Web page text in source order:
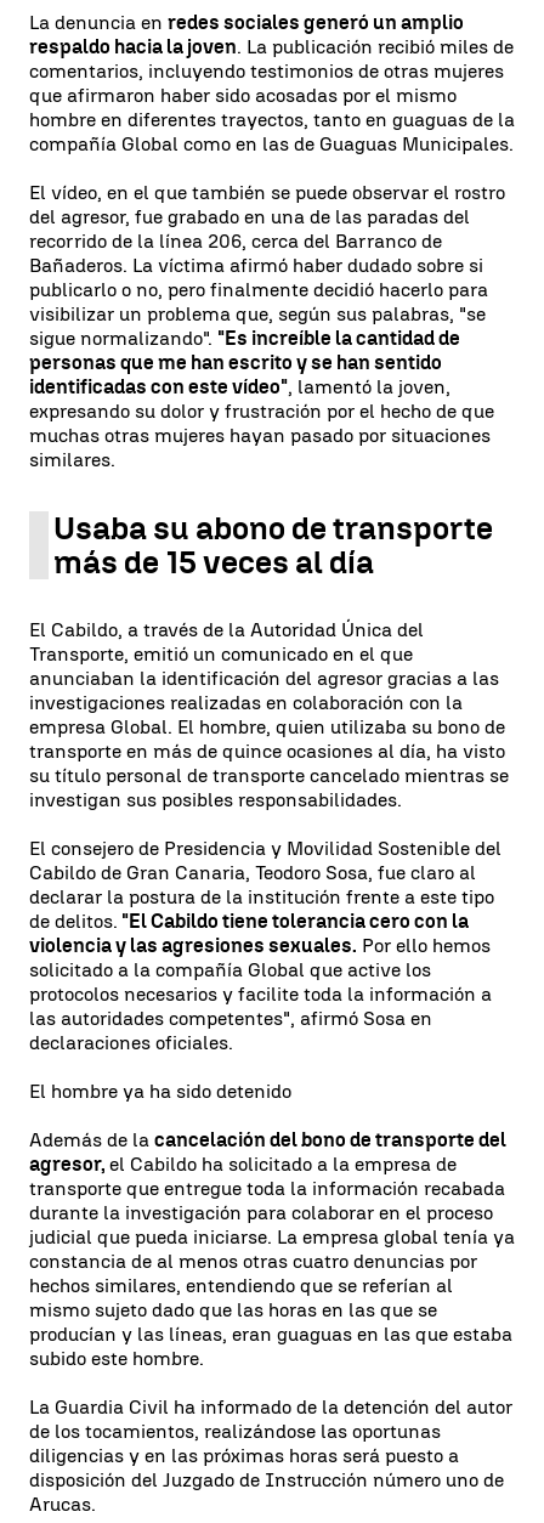
La denuncia en redes sociales generó un amplio
respaldo hacia la joven. La publicación recibió miles de
comentarios, incluyendo testimonios de otras mujeres
que afirmaron haber sido acosadas por el mismo
hombre en diferentes trayectos, tanto en guaguas de la
compañía Global como en las de Guaguas Municipales.
El vídeo, en el que también se puede observar el rostro
del agresor, fue grabado en una de las paradas del
recorrido de la línea 206, cerca del Barranco de
Bañaderos. La víctima afirmó haber dudado sobre si
publicarlo o no, pero finalmente decidió hacerlo para
visibilizar un problema que, según sus palabras, "se
sigue normalizando". "Es increíble la cantidad de
personas que me han escrito y se han sentido
identificadas con este vídeo", lamentó la joven,
expresando su dolor y frustración por el hecho de que
muchas otras mujeres hayan pasado por situaciones
similares.
Usaba su abono de transporte
más de 15 veces al día
El Cabildo, a través de la Autoridad Única del
Transporte, emitió un comunicado en el que
anunciaban la identificación del agresor gracias a las
investigaciones realizadas en colaboración con la
empresa Global. El hombre, quien utilizaba su bono de
transporte en más de quince ocasiones al día, ha visto
su título personal de transporte cancelado mientras se
investigan sus posibles responsabilidades.
El consejero de Presidencia y Movilidad Sostenible del
Cabildo de Gran Canaria, Teodoro Sosa, fue claro al
declarar la postura de la institución frente a este tipo
de delitos. "El Cabildo tiene tolerancia cero con la
violencia y las agresiones sexuales. Por ello hemos
solicitado a la compañía Global que active los
protocolos necesarios y facilite toda la información a
las autoridades competentes", afirmó Sosa en
declaraciones oficiales.
El hombre ya ha sido detenido
Además de la cancelación del bono de transporte del
agresor, el Cabildo ha solicitado a la empresa de
transporte que entregue toda la información recabada
durante la investigación para colaborar en el proceso
judicial que pueda iniciarse. La empresa global tenía ya
constancia de al menos otras cuatro denuncias por
hechos similares, entendiendo que se referían al
mismo sujeto dado que las horas en las que se
producían y las líneas, eran guaguas en las que estaba
subido este hombre.
La Guardia Civil ha informado de la detención del autor
de los tocamientos, realizándose las oportunas
diligencias y en las próximas horas será puesto a
disposición del Juzgado de Instrucción número uno de
Arucas.